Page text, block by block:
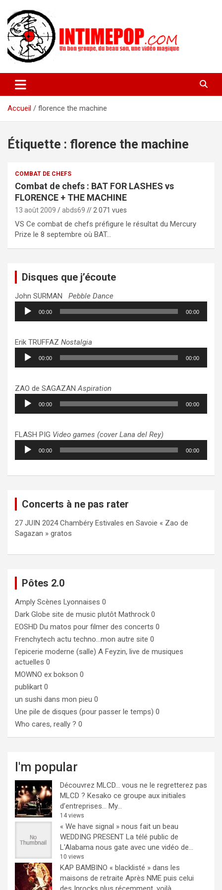
contenu
intimepop.com
actuelles pop rock, post-rock, indé sur Lyon. rock pop concert
lyon
Accueil
florence the machine
Étiquette : florence the machine
COMBAT DE CHEFS
Combat de chefs : BAT FOR LASHES vs
FLORENCE + THE MACHINE
13 août 2009 abds69 // 2 071 vues
VS Ce combat de chefs préfigure le résultat du Mercury
Prize le 8 septembre où BAT…
Disques que j’écoute
John SURMAN Pebble Dance
Lecteur
audio
00:00 00:00
Erik TRUFFAZ Nostalgia
Lecteur
audio
00:00 00:00
ZAO de SAGAZANAspiration
Lecteur
audio
00:00 00:00
FLASH PIG Video games (cover Lana del Rey)
Lecteur
audio
00:00 00:00
Concerts à ne pas rater
27 JUIN 2024 Chambéry Estivales en Savoie « Zao de
Sagazan » gratos
Pôtes 2.0
Amply Scènes Lyonnaises 0
Dark Globe site de music plutôt Mathrock 0
EOSHD Du matos pour filmer des concerts 0
Frenchytech actu techno…mon autre site 0
l'epicerie moderne (salle) A Feyzin, live de musiques
actuelles 0
MOWNO ex bokson 0
publikart 0
un sushi dans mon pieu 0
Une pile de disques (pour passer le temps) 0
Who cares, really ? 0
I'm popular
Découvrez MLCD… vous ne le regretterez pas
MLCD ? Kesako ce groupe aux initiales
d’entreprises… My...
14 views
« We have signal » nous fait un beau
WEDDING PRESENT La télé public de
L'Alabama nous gate avec une vidéo de...
10 views
KAP BAMBINO « blacklisté » dans les
maisons de retraite Après NME puis celui